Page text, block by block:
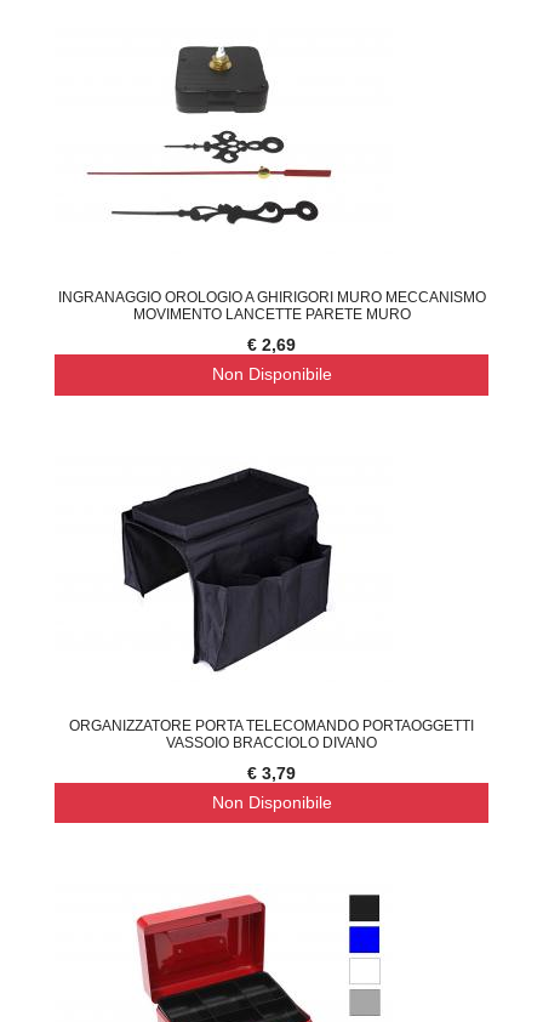
INGRANAGGIO OROLOGIO A GHIRIGORI MURO MECCANISMO
MOVIMENTO LANCETTE PARETE MURO
€ 2,69
Non Disponibile
ORGANIZZATORE PORTA TELECOMANDO PORTAOGGETTI
VASSOIO BRACCIOLO DIVANO
€ 3,79
Non Disponibile